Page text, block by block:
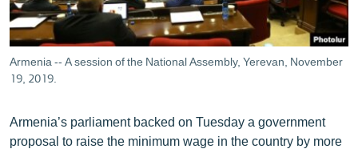
ՄԵԿՆԱԲԱՆՈՒԹՅՈՒՆ
ՏՏ ԵՒ ԻՆՏԵՐՆԵՏ
ԿՈՐՈՆԱՎԻՐՈՒՍ
ՏԵՍԱՆՅՈՒԹԵՐ
Armenia -- A session of the National Assembly, Yerevan, November
19, 2019.
Armenia’s parliament backed on Tuesday a government
proposal to raise the minimum wage in the country by more